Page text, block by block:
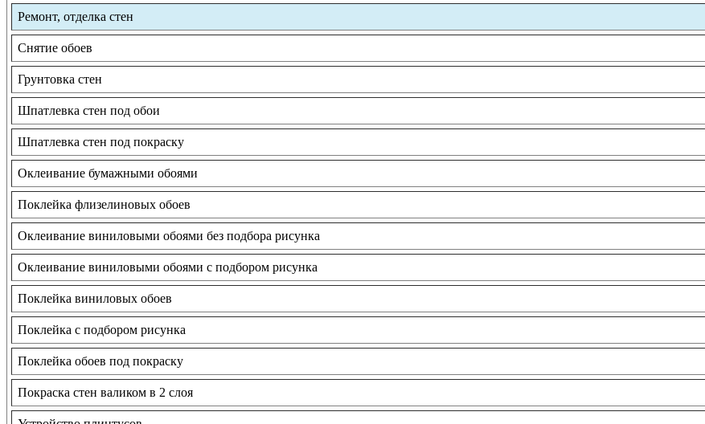
Ремонт, отделка стен
Снятие обоев
Грунтовка стен
Шпатлевка стен под обои
Шпатлевка стен под покраску
Оклеивание бумажными обоями
Поклейка флизелиновых обоев
Оклеивание виниловыми обоями без подбора рисунка
Оклеивание виниловыми обоями с подбором рисунка
Поклейка виниловых обоев
Поклейка с подбором рисунка
Поклейка обоев под покраску
Покраска стен валиком в 2 слоя